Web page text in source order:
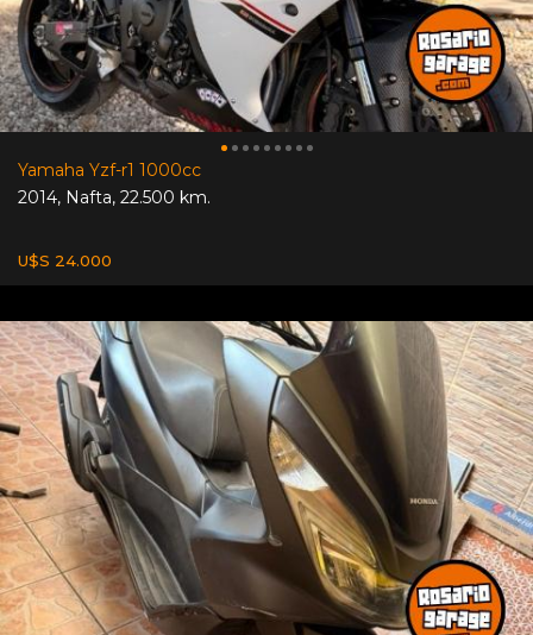
Yamaha Yzf-r1 1000cc
2014, Nafta, 22.500 km.
U$S 24.000